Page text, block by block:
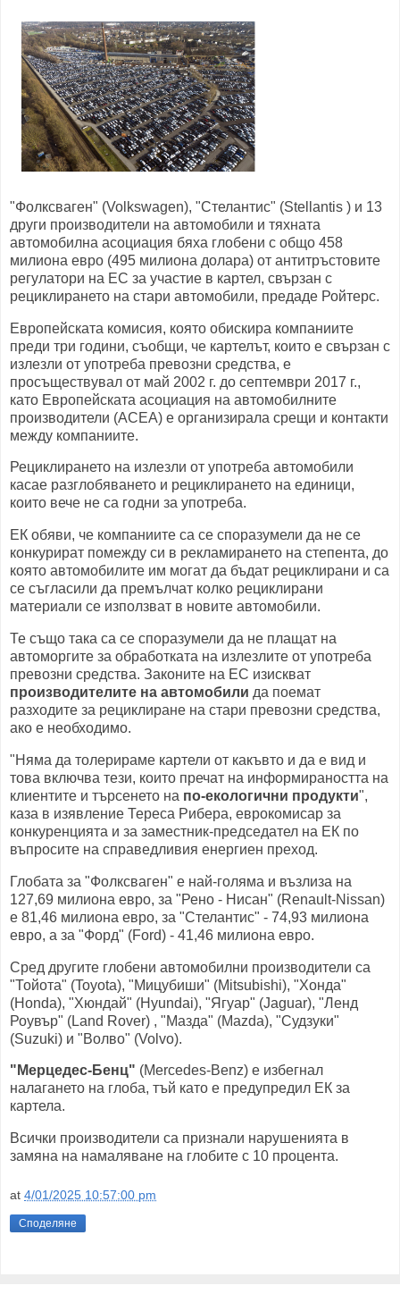
"Фолксваген" (Volkswagen), "Стелантис" (Stellantis ) и 13
други производители на автомобили и тяхната
автомобилна асоциация бяха глобени с общо 458
милиона евро (495 милиона долара) от антитръстовите
регулатори на ЕС за участие в картел, свързан с
рециклирането на стари автомобили, предаде Ройтерс.
Европейската комисия, която обискира компаниите
преди три години, съобщи, че картелът, които е свързан с
излезли от употреба превозни средства, е
просъществувал от май 2002 г. до септември 2017 г.,
като Европейската асоциация на автомобилните
производители (ACEA) е организирала срещи и контакти
между компаниите.
Рециклирането на излезли от употреба автомобили
касае разглобяването и рециклирането на единици,
които вече не са годни за употреба.
ЕК обяви, че компаниите са се споразумели да не се
конкурират помежду си в рекламирането на степента, до
която автомобилите им могат да бъдат рециклирани и са
се съгласили да премълчат колко рециклирани
материали се използват в новите автомобили.
Те също така са се споразумели да не плащат на
автоморгите за обработката на излезлите от употреба
превозни средства. Законите на ЕС изискват
производителите на автомобили да поемат
разходите за рециклиране на стари превозни средства,
ако е необходимо.
"Няма да толерираме картели от какъвто и да е вид и
това включва тези, които пречат на информираността на
клиентите и търсенето на по-екологични продукти",
каза в изявление Тереса ​​Рибера, еврокомисар за
конкуренцията и за заместник-председател на ЕК по
въпросите на справедливия енергиен преход.
Глобата за "Фолксваген" е най-голяма и възлиза на
127,69 милиона евро, за "Рено - Нисан" (Renault-Nissan)
е 81,46 милиона евро, за "Стелантис" - 74,93 милиона
евро, а за "Форд" (Ford) - 41,46 милиона евро.
Сред другите глобени автомобилни производители са
"Тойота" (Toyota), "Мицубиши" (Mitsubishi), "Хонда"
(Honda), "Хюндай" (Hyundai), "Ягуар" (Jaguar), "Ленд
Роувър" (Land Rover) , "Мазда" (Mazda), "Судзуки"
(Suzuki) и "Волво" (Volvo).
"Мерцедес-Бенц" (Mercedes-Benz) е избегнал
налагането на глоба, тъй като е предупредил ЕК за
картела.
Всички производители са признали нарушенията в
замяна на намаляване на глобите с 10 процента.
at 4/01/2025 10:57:00 pm
Споделяне